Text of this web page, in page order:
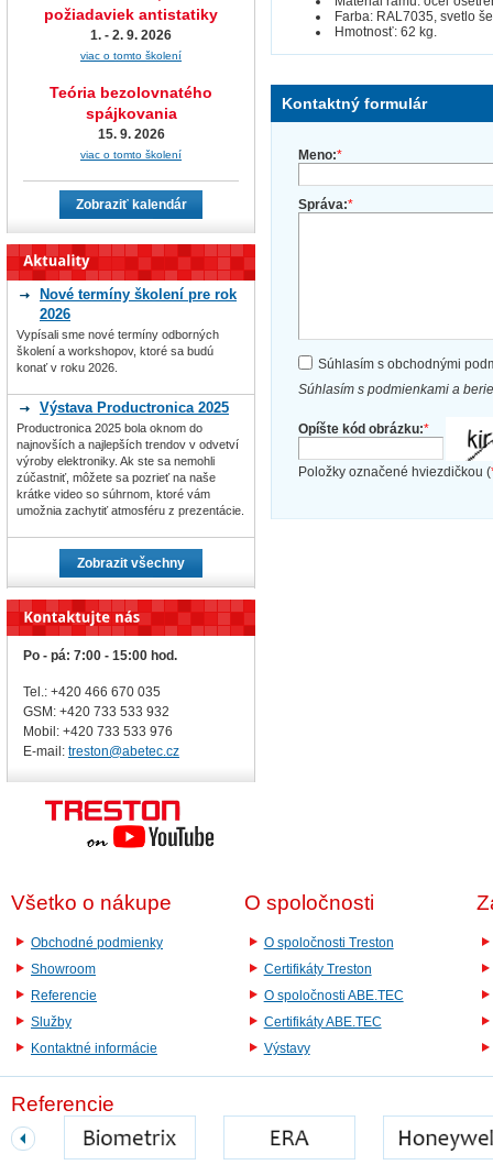
Farba: RAL7035, svetlo
Hmotnosť: 62 kg.
Kontaktný formulár
Meno:*
Správa:*
Súhlasím s obchodnými
Súhlasím s podmienkami a
Opíšte kód obrázku:*
Položky označené hviezdičkou (
požiadaviek antistatiky
1. - 2. 9. 2026
viac o tomto školení
Teória bezolovnatého
spájkovania
15. 9. 2026
viac o tomto školení
Zobraziť kalendár
Nové termíny školení pre rok
2026
Vypísali sme nové termíny odborných
školení a workshopov, ktoré sa budú
konať v roku 2026.
Výstava Productronica 2025
Productronica 2025 bola oknom do
najnovších a najlepších trendov v odvetví
výroby elektroniky. Ak ste sa nemohli
zúčastniť, môžete sa pozrieť na naše
krátke video so súhrnom, ktoré vám
umožnia zachytiť atmosféru z prezentácie.
Zobrazit všechny
Po - pá: 7:00 - 15:00 hod.
Tel.: +420 466 670 035
GSM: +420 733 533 932
Mobil: +420 733 533 976
E-mail: treston@abetec.cz
Všetko o nákupe
Obchodné podmienky
Showroom
Referencie
Služby
Kontaktné informácie
O spoločnosti
O spoločnosti Treston
Certifikáty Treston
O spoločnosti ABE.TEC
Certifikáty ABE.TEC
Výstavy
Referencie